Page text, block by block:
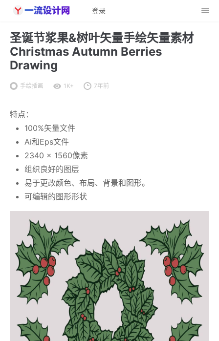
登录
圣诞节浆果&树叶矢量手绘矢量素材
Christmas Autumn Berries
Drawing
手绘插画 1K+ 7年前
特点：
100%矢量文件
Ai和Eps文件
2340 x 1560像素
组织良好的图层
易于更改颜色、布局、背景和图形。
可编辑的图形形状